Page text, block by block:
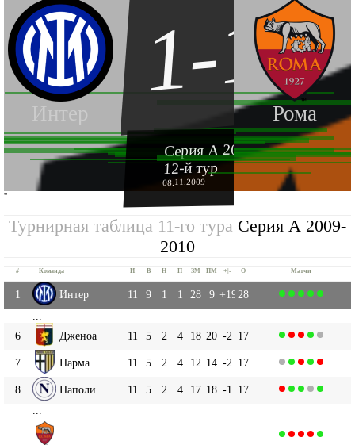
Интер Рома
1-1
Серия А 2009-2010
12-й тур
08.11.2009
''
Турнирная таблица 11-го тура Серия А 2009-
2010
# Команда И В Н П ЗМ ПМ +|- О Матчи
1 Интер 11 9 1 1 28 9 +19 28
6
Дженоа 11 5 2 4 18 20 -2 17
7 Парма 11 5 2 4 12 14 -2 17
8 Наполи 11 5 2 4 17 18 -1
17